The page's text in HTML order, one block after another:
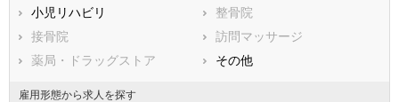
鹿児島県
小児リハビリ
整骨院
接骨院
訪問マッサージ
薬局・ドラッグストア
その他
雇用形態から求人を探す